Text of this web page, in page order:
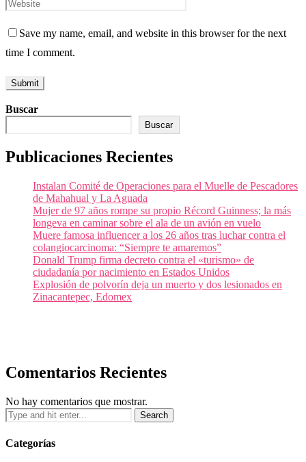
Save my name, email, and website in this browser for the next
time I comment.
Buscar
Buscar
Publicaciones Recientes
Instalan Comité de Operaciones para el Muelle de Pescadores
de Mahahual y La Aguada
Mujer de 97 años rompe su propio Récord Guinness; la más
longeva en caminar sobre el ala de un avión en vuelo
Muere famosa influencer a los 26 años tras luchar contra el
colangiocarcinoma: “Siempre te amaremos”
Donald Trump firma decreto contra el «turismo» de
ciudadanía por nacimiento en Estados Unidos
Explosión de polvorín deja un muerto y dos lesionados en
Zinacantepec, Edomex
Comentarios Recientes
No hay comentarios que mostrar.
Categorías